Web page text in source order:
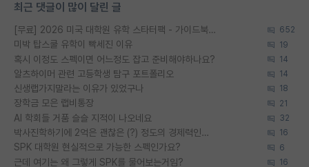
최근 댓글이 많이 달린 글
[무료] 2026 미국 대학원 유학 스타터팩 - 가이드북 & 합격자 컨택메일 템플릿 652
미박 탑스쿨 유학이 빡세진 이유 19
혹시 이정도 스펙이면 어느정도 잡고 준비해야하나요? 14
알츠하이머 관련 고등학생 탐구 포트폴리오 14
신생랩가지말라는 이유가 있었구나 18
장학금 모은 랩비통장 21
AI 학회들 거품 슬슬 지적이 나오네요 32
박사진학하기에 2억은 괜찮은 (?) 정도의 경제력인가요 16
SPK 대학원 현실적으로 가능한 스펙인가요? 6
근데 여기는 왜 그렇게 SPK를 물어보는거임? 16